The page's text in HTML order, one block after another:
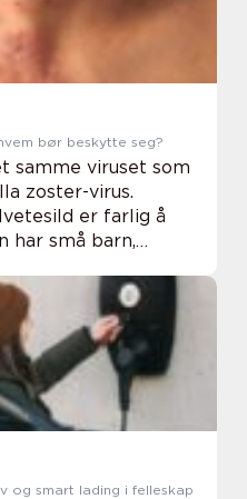
bør beskytte seg?
samme viruset som
zoster-virus.
er farlig å
har små barn,
smittsomt_?
og smart lading i felleskap